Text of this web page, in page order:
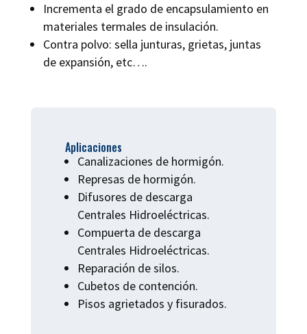
Incrementa el grado de encapsulamiento en
materiales termales de insulación.
Contra polvo: sella junturas, grietas, juntas
de expansión, etc….
Aplicaciones
Canalizaciones de hormigón.
Represas de hormigón.
Difusores de descarga
Centrales Hidroeléctricas.
Compuerta de descarga
Centrales Hidroeléctricas.
Reparación de silos.
Cubetos de contención.
Pisos agrietados y fisurados.